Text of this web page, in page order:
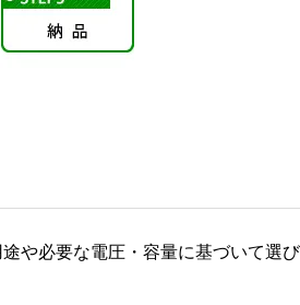
や必要な電圧・容量に基づいて選